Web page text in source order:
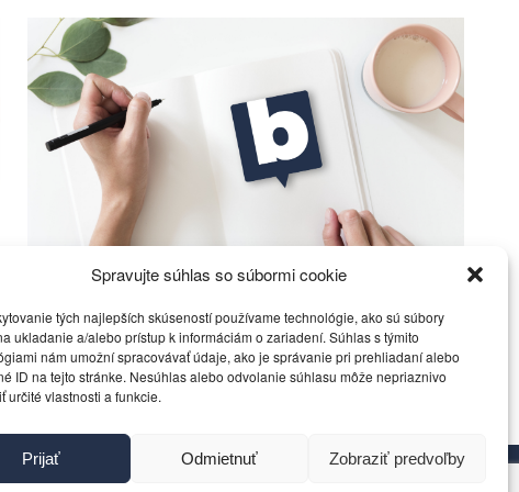
Spravujte súhlas so súbormi cookie
tých najlepších skúseností používame technológie, ako sú súbory
ukladanie a/alebo prístup k informáciám o zariadení. Súhlas s týmito
nám umožní spracovávať údaje, ako je správanie pri prehliadaní alebo
ID na tejto stránke. Nesúhlas alebo odvolanie súhlasu môže nepriaznivo
určité vlastnosti a funkcie.
Prijať Odmietnuť Zobraziť predvoľby
Z dielne Majstra istôt
Politika 30. novembra 2014